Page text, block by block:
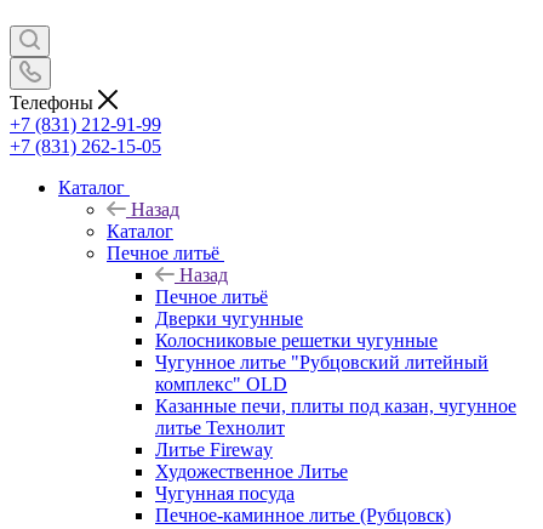
Телефоны
+7 (831) 212-91-99
+7 (831) 262-15-05
Каталог
Назад
Каталог
Печное литьё
Назад
Печное литьё
Дверки чугунные
Колосниковые решетки чугунные
Чугунное литье "Рубцовский литейный
комплекс" OLD
Казанные печи, плиты под казан, чугунное
литье Технолит
Литье Fireway
Художественное Литье
Чугунная посуда
Печное-каминное литье (Рубцовск)